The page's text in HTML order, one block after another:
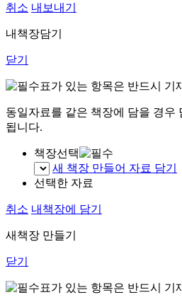
취소 내보내기
내책장담기
닫기
표가 있는 항목은 반드시 기
동일자료를 같은 책장에 담을 경우
됩니다.
책장선택
새 책장 만들어 자료 담기
선택한 자료
취소 내책장에 담기
새책장 만들기
닫기
표가 있는 항목은 반드시 기